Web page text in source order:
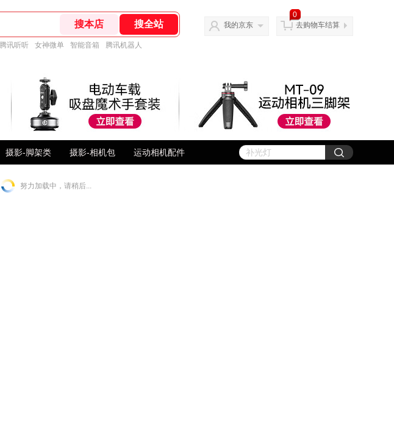
腾讯听听 女神微单 智能音箱 腾讯机器人
我的京东
0
去购物车结算
摄影-脚架类 摄影-相机包 运动相机配件
努力加载中，请稍后...